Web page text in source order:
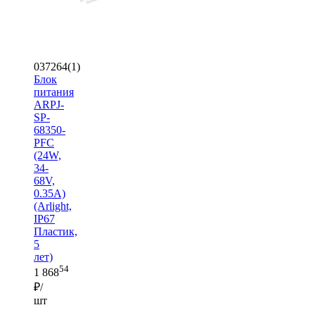
037264(1)
Блок
питания
ARPJ-
SP-
68350-
PFC
(24W,
34-
68V,
0.35A)
(Arlight,
IP67
Пластик,
5
лет)
1 86854
₽/
шт